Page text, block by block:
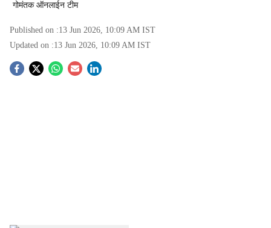
गोमंतक ऑनलाईन टीम
Published on :13 Jun 2026, 10:09 AM IST
Updated on :13 Jun 2026, 10:09 AM IST
S